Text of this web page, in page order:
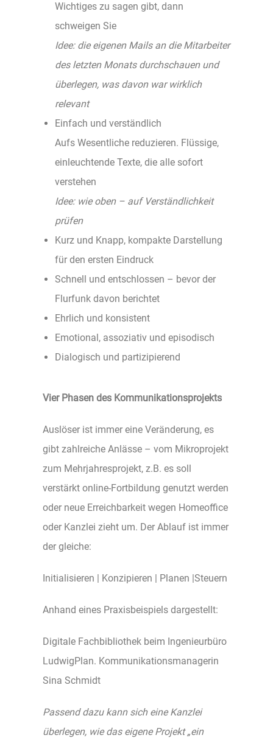
Wichtiges zu sagen gibt, dann
schweigen Sie
Idee: die eigenen Mails an die Mitarbeiter
des letzten Monats durchschauen und
überlegen, was davon war wirklich
relevant
Einfach und verständlich
Aufs Wesentliche reduzieren. Flüssige,
einleuchtende Texte, die alle sofort
verstehen
Idee: wie oben – auf Verständlichkeit
prüfen
Kurz und Knapp, kompakte Darstellung
für den ersten Eindruck
Schnell und entschlossen – bevor der
Flurfunk davon berichtet
Ehrlich und konsistent
Emotional, assoziativ und episodisch
Dialogisch und partizipierend
Vier Phasen des Kommunikationsprojekts
Auslöser ist immer eine Veränderung, es
gibt zahlreiche Anlässe – vom Mikroprojekt
zum Mehrjahresprojekt, z.B. es soll
verstärkt online-Fortbildung genutzt werden
oder neue Erreichbarkeit wegen Homeoffice
oder Kanzlei zieht um. Der Ablauf ist immer
der gleiche:
Initialisieren | Konzipieren | Planen |Steuern
Anhand eines Praxisbeispiels dargestellt:
Digitale Fachbibliothek beim Ingenieurbüro
LudwigPlan. Kommunikationsmanagerin
Sina Schmidt
Passend dazu kann sich eine Kanzlei
überlegen, wie das eigene Projekt „ein